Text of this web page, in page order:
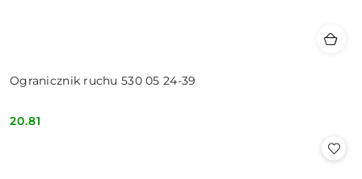
Ogranicznik ruchu 530 05 24-39
Cena:
20.81